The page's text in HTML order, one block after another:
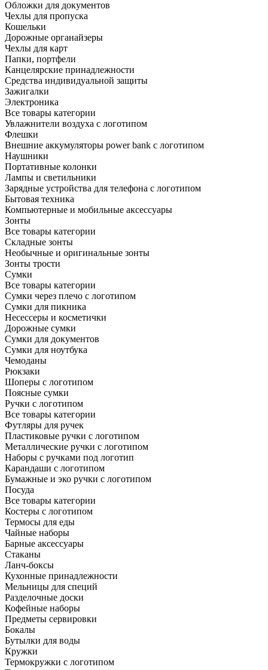
Обложки для документов
Чехлы для пропуска
Кошельки
Дорожные органайзеры
Чехлы для карт
Папки, портфели
Канцелярские принадлежности
Средства индивидуальной защиты
Зажигалки
Электроника
Все товары категории
Увлажнители воздуха с логотипом
Флешки
Внешние аккумуляторы power bank с логотипом
Наушники
Портативные колонки
Лампы и светильники
Зарядные устройства для телефона с логотипом
Бытовая техника
Компьютерные и мобильные аксессуары
Зонты
Все товары категории
Складные зонты
Необычные и оригинальные зонты
Зонты трости
Сумки
Все товары категории
Сумки через плечо с логотипом
Сумки для пикника
Несессеры и косметички
Дорожные сумки
Сумки для документов
Сумки для ноутбука
Чемоданы
Рюкзаки
Шоперы с логотипом
Поясные сумки
Ручки с логотипом
Все товары категории
Футляры для ручек
Пластиковые ручки с логотипом
Металлические ручки с логотипом
Наборы с ручками под логотип
Карандаши с логотипом
Бумажные и эко ручки с логотипом
Посуда
Все товары категории
Костеры с логотипом
Термосы для еды
Чайные наборы
Барные аксессуары
Стаканы
Ланч-боксы
Кухонные принадлежности
Мельницы для специй
Разделочные доски
Кофейные наборы
Предметы сервировки
Бокалы
Бутылки для воды
Кружки
Термокружки с логотипом